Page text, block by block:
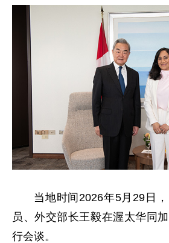
当地时间2026年5月29日
员、外交部长王毅在渥太华同
行会谈。